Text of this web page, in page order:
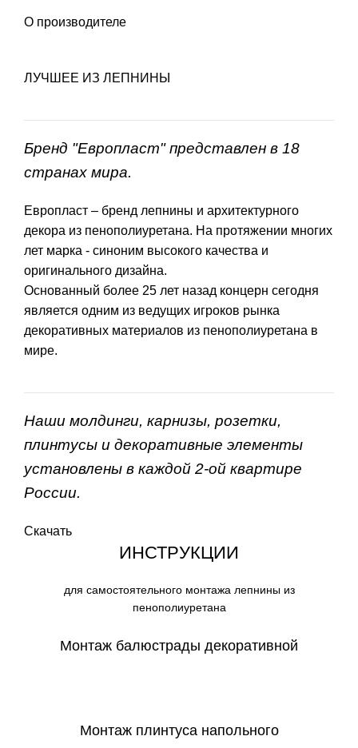
О производителе
ЛУЧШЕЕ ИЗ ЛЕПНИНЫ
Бренд "Европласт" представлен в 18
странах мира.
Европласт – бренд лепнины и архитектурного
декора из пенополиуретана. На протяжении многих
лет марка - синоним высокого качества и
оригинального дизайна.
Основанный более 25 лет назад концерн сегодня
является одним из ведущих игроков рынка
декоративных материалов из пенополиуретана в
мире.
Наши молдинги, карнизы, розетки,
плинтусы и декоративные элементы
установлены в каждой 2-ой квартире
России.
Скачать
ИНСТРУКЦИИ
для самостоятельного монтажа лепнины из
пенополиуретана
Монтаж балюстрады декоративной
Монтаж плинтуса напольного